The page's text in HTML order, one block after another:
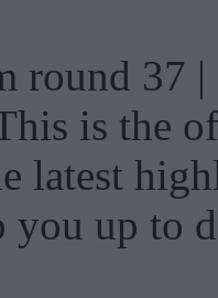
round 37
is the
latest
you up to